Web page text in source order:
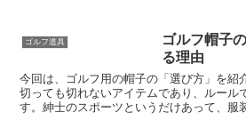
ゴルフ道具
ゴルフ帽子
る理由
今回は、ゴルフ用の帽子の「選び方」を紹
切っても切れないアイテムであり、ルール
す。紳士のスポーツというだけあって、服